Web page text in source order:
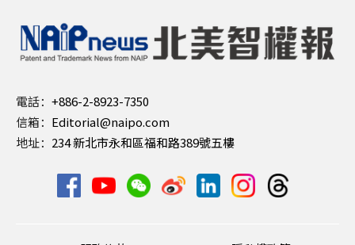
電話： +886-2-8923-7350
信箱： Editorial@naipo.com
地址： 234 新北市永和區福和路389號五樓